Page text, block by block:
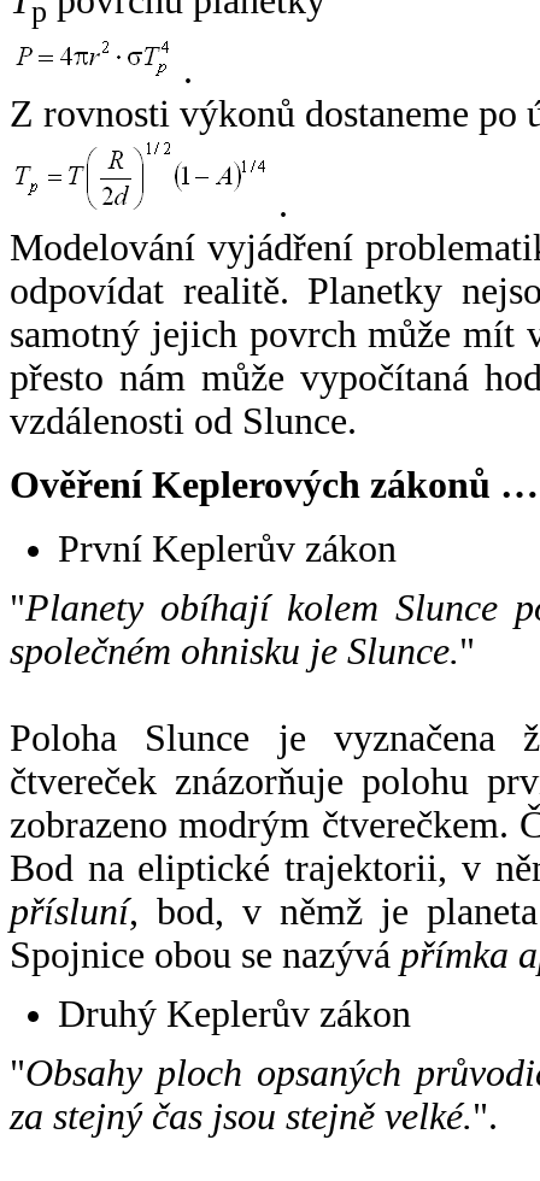
p
.
Z rovnosti výkonů dostaneme po
.
Modelování vyjádření
odpovídat realitě. Planetky
samotný jejich povrch může mít
přesto nám může vypočítaná
vzdálenosti od Slunce.
Ověření Keplerových zákonů …
První Keplerův zákon
"Planety obíhají kolem Slunce
společném ohnisku je Slunce."
Poloha Slunce je vyznačena
čtvereček znázorňuje polohu
zobrazeno modrým čtverečkem.
Bod na eliptické trajektorii, v
přísluní, bod, v němž je
Spojnice obou se nazývá přímka
Druhý Keplerův zákon
"Obsahy ploch opsaných
za stejný čas jsou stejně velké.".